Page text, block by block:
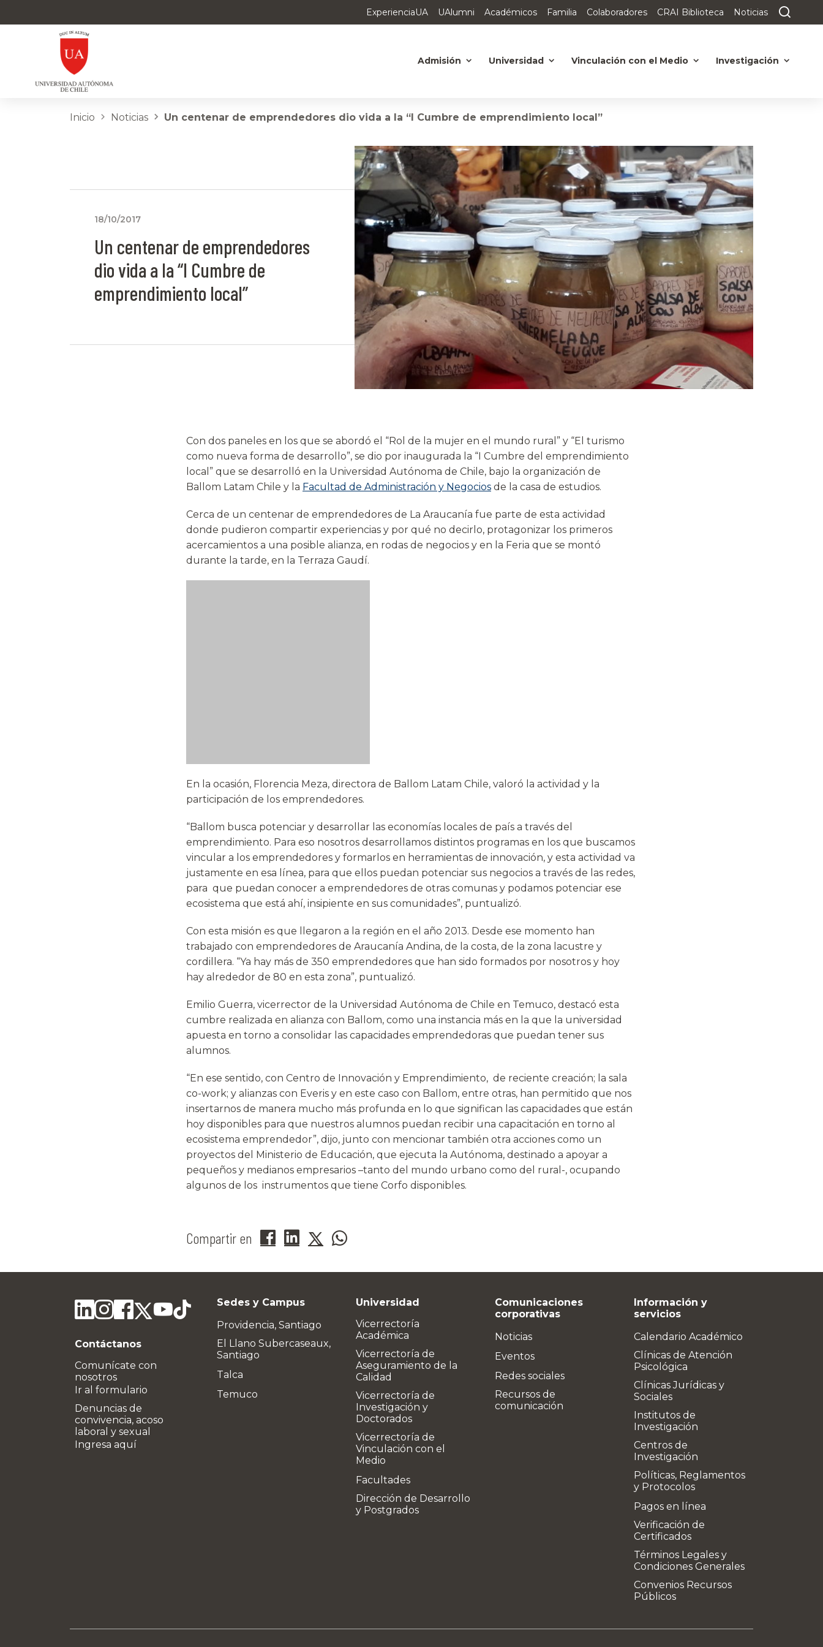
ExperienciaUA UAlumni Académicos Familia Colaboradores CRAI Biblioteca Noticias
Admisión Universidad Vinculación con el Medio Investigación
Inicio Noticias Un centenar de emprendedores dio vida a la “I Cumbre de emprendimiento local”
18/10/2017
Un centenar de emprendedores
dio vida a la “I Cumbre de
emprendimiento local”
Con dos paneles en los que se abordó el “Rol de la mujer en el mundo rural” y “El turismo
como nueva forma de desarrollo”, se dio por inaugurada la “I Cumbre del emprendimiento
local” que se desarrolló en la Universidad Autónoma de Chile, bajo la organización de
Ballom Latam Chile y la Facultad de Administración y Negocios de la casa de estudios.
Cerca de un centenar de emprendedores de La Araucanía fue parte de esta actividad
donde pudieron compartir experiencias y por qué no decirlo, protagonizar los primeros
acercamientos a una posible alianza, en rodas de negocios y en la Feria que se montó
durante la tarde, en la Terraza Gaudí.
En la ocasión, Florencia Meza, directora de Ballom Latam Chile, valoró la actividad y la
participación de los emprendedores.
“Ballom busca potenciar y desarrollar las economías locales de país a través del
emprendimiento. Para eso nosotros desarrollamos distintos programas en los que buscamos
vincular a los emprendedores y formarlos en herramientas de innovación, y esta actividad va
justamente en esa línea, para que ellos puedan potenciar sus negocios a través de las redes,
para que puedan conocer a emprendedores de otras comunas y podamos potenciar ese
ecosistema que está ahí, insipiente en sus comunidades”, puntualizó.
Con esta misión es que llegaron a la región en el año 2013. Desde ese momento han
trabajado con emprendedores de Araucanía Andina, de la costa, de la zona lacustre y
cordillera. “Ya hay más de 350 emprendedores que han sido formados por nosotros y hoy
hay alrededor de 80 en esta zona”, puntualizó.
Emilio Guerra, vicerrector de la Universidad Autónoma de Chile en Temuco, destacó esta
cumbre realizada en alianza con Ballom, como una instancia más en la que la universidad
apuesta en torno a consolidar las capacidades emprendedoras que puedan tener sus
alumnos.
“En ese sentido, con Centro de Innovación y Emprendimiento, de reciente creación; la sala
co-work; y alianzas con Everis y en este caso con Ballom, entre otras, han permitido que nos
insertarnos de manera mucho más profunda en lo que significan las capacidades que están
hoy disponibles para que nuestros alumnos puedan recibir una capacitación en torno al
ecosistema emprendedor”, dijo, junto con mencionar también otra acciones como un
proyectos del Ministerio de Educación, que ejecuta la Autónoma, destinado a apoyar a
pequeños y medianos empresarios –tanto del mundo urbano como del rural-, ocupando
algunos de los instrumentos que tiene Corfo disponibles.
Compartir en
Contáctanos
Comunícate con
nosotros
Ir al formulario
Denuncias de
convivencia, acoso
laboral y sexual
Ingresa aquí
Sedes y Campus
Providencia, Santiago
El Llano Subercaseaux,
Santiago
Talca
Temuco
Universidad
Vicerrectoría
Académica
Vicerrectoría de
Aseguramiento de la
Calidad
Vicerrectoría de
Investigación y
Doctorados
Vicerrectoría de
Vinculación con el
Medio
Facultades
Dirección de Desarrollo
y Postgrados
Comunicaciones
corporativas
Noticias
Eventos
Redes sociales
Recursos de
comunicación
Información y
servicios
Calendario Académico
Clínicas de Atención
Psicológica
Clínicas Jurídicas y
Sociales
Institutos de
Investigación
Centros de
Investigación
Políticas, Reglamentos
y Protocolos
Pagos en línea
Verificación de
Certificados
Términos Legales y
Condiciones Generales
Convenios Recursos
Públicos